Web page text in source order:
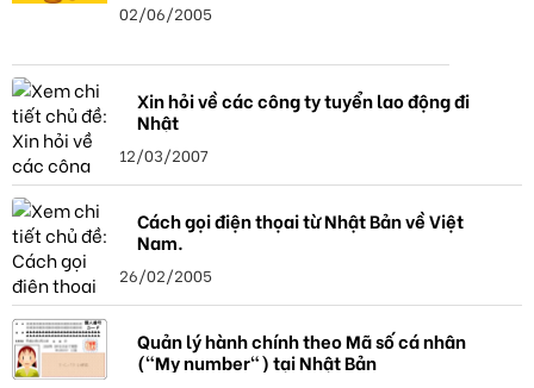
02/06/2005
Xin hỏi về các công ty tuyển lao động đi
Nhật
12/03/2007
Cách gọi điện thọai từ Nhật Bản về Việt
Nam.
26/02/2005
Quản lý hành chính theo Mã số cá nhân
("My number") tại Nhật Bản